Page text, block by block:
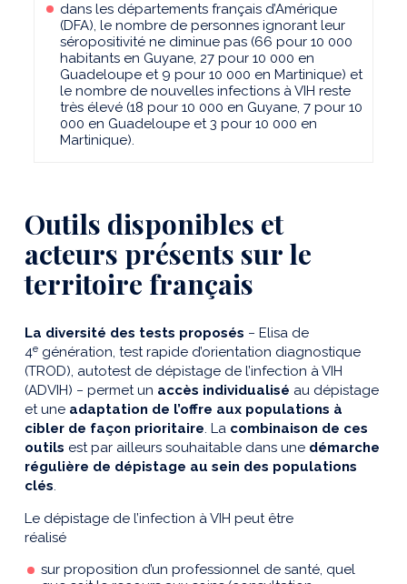
dans les départements français d’Amérique
(DFA), le nombre de personnes ignorant leur
séropositivité ne diminue pas (66 pour 10 000
habitants en Guyane, 27 pour 10 000 en
Guadeloupe et 9 pour 10 000 en Martinique) et
le nombre de nouvelles infections à VIH reste
très élevé (18 pour 10 000 en Guyane, 7 pour 10
000 en Guadeloupe et 3 pour 10 000 en
Martinique).
Outils disponibles et
acteurs présents sur le
territoire français
La diversité des tests proposés − Elisa de
4e génération, test rapide d’orientation diagnostique
(TROD), autotest de dépistage de l’infection à VIH
(ADVIH) − permet un accès individualisé au dépistage
et une adaptation de l’offre aux populations à
cibler de façon prioritaire. La combinaison de ces
outils est par ailleurs souhaitable dans une démarche
régulière de dépistage au sein des populations
clés.
Le dépistage de l’infection à VIH peut être
réalisé
sur proposition d’un professionnel de santé, quel